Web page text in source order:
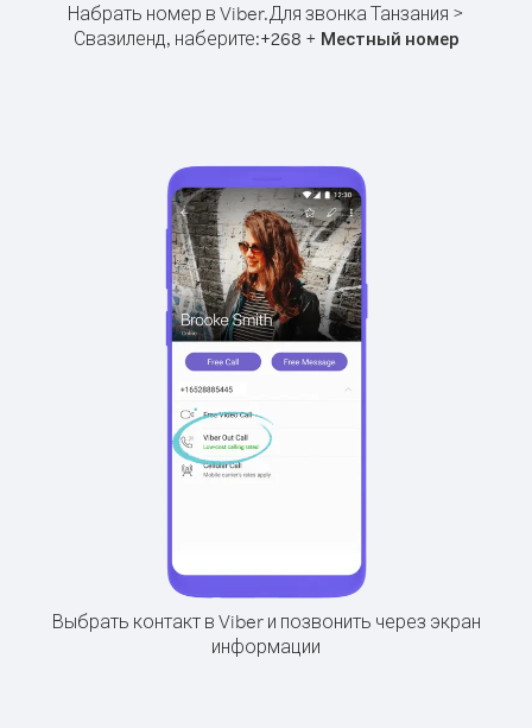
Набрать номер в Viber.Для звонка Танзания >
Свазиленд, наберите:+268 + Местный номер
Выбрать контакт в Viber и позвонить через экран
информации